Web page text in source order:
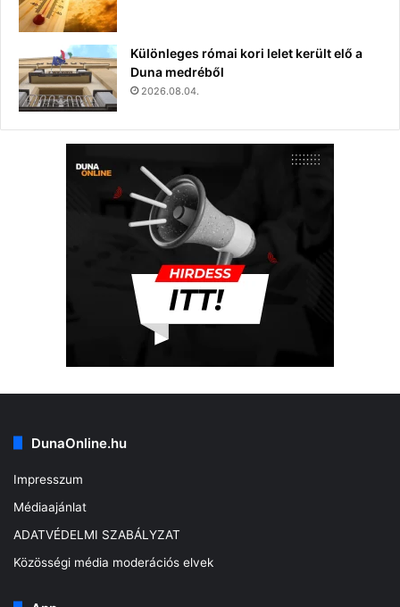
Különleges római kori lelet került elő a
Duna medréből
2026.08.04.
DunaOnline.hu
Impresszum
Médiaajánlat
ADATVÉDELMI SZABÁLYZAT
Közösségi média moderációs elvek